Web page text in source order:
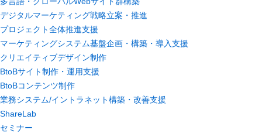
デジタルマーケティング戦略立案・推進
プロジェクト全体推進支援
マーケティングシステム基盤企画・構築・導入支援
クリエイティブデザイン制作
BtoBサイト制作・運用支援
BtoBコンテンツ制作
業務システム/イントラネット構築・改善支援
ShareLab
セミナー